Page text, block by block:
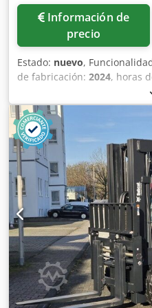
Información de
precio
Estado: nuevo,
de fabricación: 2024, horas
1.800 kg
mm, ascensor libre:1.540
eléctrico , tipo de mástil:
2.130 mm, potencia: 6 kW
portahorquillas:
902 mm,
mm, peso en vacío: 3.250 kg
tipo de accionamiento:
1.090 mm , Carretilla
Centro de gravedad de la
horquilla: 100 mm Grosor
ISO: ISO clase 2 = 1.000 -
Clase de velocidad: 15
Tp Ne Afusrf Estado
delanteros: Superelastic
delanteros: 18x7-8